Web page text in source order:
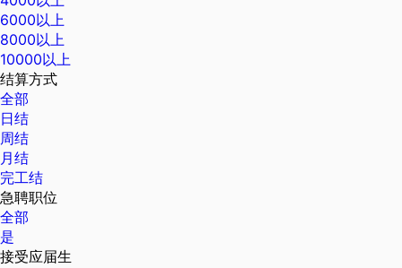
6000以上
8000以上
10000以上
结算方式
全部
日结
周结
月结
完工结
急聘职位
全部
是
接受应届生